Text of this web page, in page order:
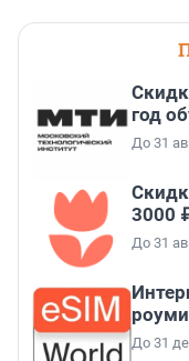
год
До 31
3000
До 31
До 31